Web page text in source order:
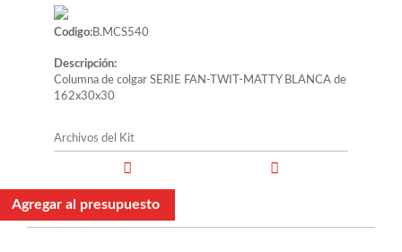
Codigo:B.MCS540
Descripción:
Columna de colgar SERIE FAN-TWIT-MATTY BLANCA de
162x30x30
Archivos del Kit
Agregar al presupuesto